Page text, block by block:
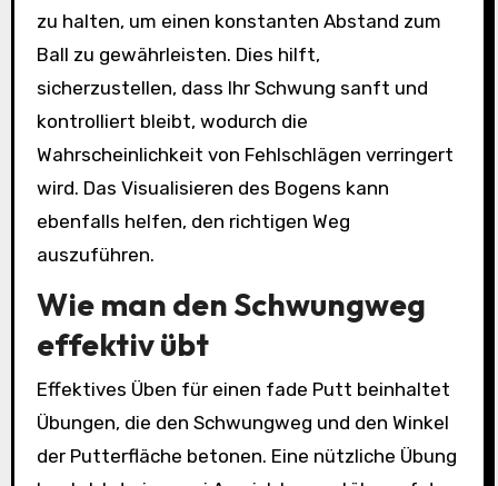
zu halten, um einen konstanten Abstand zum
Ball zu gewährleisten. Dies hilft,
sicherzustellen, dass Ihr Schwung sanft und
kontrolliert bleibt, wodurch die
Wahrscheinlichkeit von Fehlschlägen verringert
wird. Das Visualisieren des Bogens kann
ebenfalls helfen, den richtigen Weg
auszuführen.
Wie man den Schwungweg
effektiv übt
Effektives Üben für einen fade Putt beinhaltet
Übungen, die den Schwungweg und den Winkel
der Putterfläche betonen. Eine nützliche Übung